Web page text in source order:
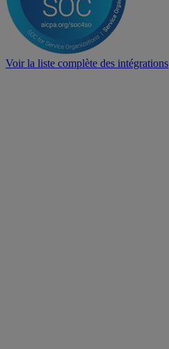
Voir la liste complète des intégrations